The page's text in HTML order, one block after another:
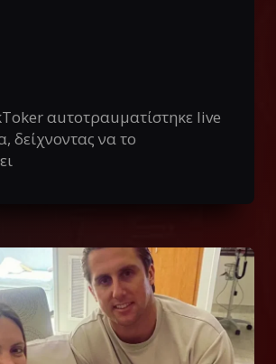
αuτοτραuματίστηκε live
δείχνοντας να το